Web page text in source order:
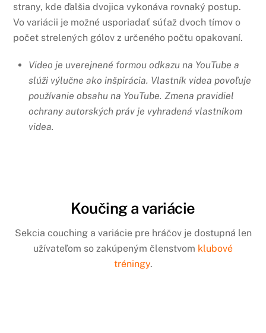
strany, kde ďalšia dvojica vykonáva rovnaký postup.
Vo variácii je možné usporiadať súťaž dvoch tímov o
počet strelených gólov z určeného počtu opakovaní.
Video je uverejnené formou odkazu na YouTube a
slúži výlučne ako inšpirácia. Vlastník videa povoľuje
používanie obsahu na YouTube. Zmena pravidiel
ochrany autorských práv je vyhradená vlastníkom
videa.
Koučing a variácie
Sekcia couching a variácie pre hráčov je dostupná len
užívateľom so zakúpeným členstvom klubové
tréningy.